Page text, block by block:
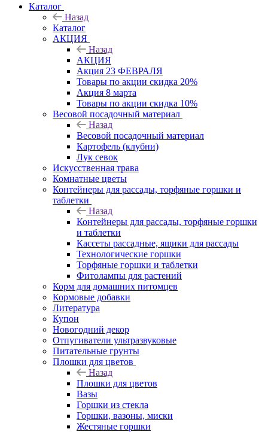
Каталог
Назад
Каталог
АКЦИЯ
Назад
АКЦИЯ
Акция 23 ФЕВРАЛЯ
Товары по акции скидка 20%
Акция 8 марта
Товары по акции скидка 10%
Весовой посадочный материал
Назад
Весовой посадочный материал
Картофель (клубни)
Лук севок
Искусственная трава
Комнатные цветы
Контейнеры для рассады, торфяные горшки и
таблетки
Назад
Контейнеры для рассады, торфяные горшки
и таблетки
Кассеты рассадные, ящики для рассады
Технологические горшки
Торфяные горшки и таблетки
Фитолампы для растений
Корм для домашних питомцев
Кормовые добавки
Литература
Купон
Новогодний декор
Отпугиватели ультразвуковые
Питательные грунты
Плошки для цветов
Назад
Плошки для цветов
Вазы
Горшки из стекла
Горшки, вазоны, миски
Жестяные горшки